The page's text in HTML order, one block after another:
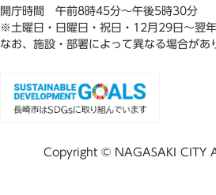
開庁時間 午前8時45分～午後5時30分
※土曜日・日曜日・祝日・12月29日～翌年
なお、施設・部署によって異なる場合があ
Copyright © NAGASAKI CITY